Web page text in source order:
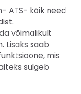
ATS- kõik need
võimalikult
Lisaks saab
mis
sulgeb